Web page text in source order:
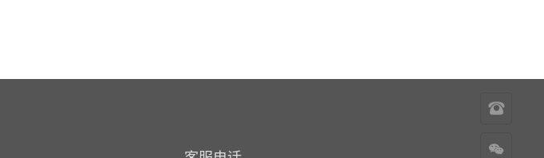
400-